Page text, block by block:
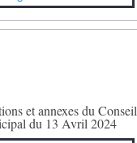
et annexes du Conseil
du 13 Avril 2024